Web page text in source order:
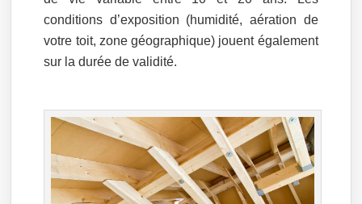
conditions d’exposition (humidité, aération de
votre toit, zone géographique) jouent également
sur la durée de validité.